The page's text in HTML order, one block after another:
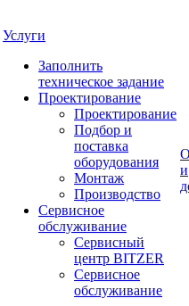
Услуги
Заполнить
техническое задание
Проектирование
Проектирование
Подбор и
поставка
оборудования
Монтаж
Производство
Сервисное
обслуживание
Сервисный
центр BITZER
Сервисное
обслуживание
и